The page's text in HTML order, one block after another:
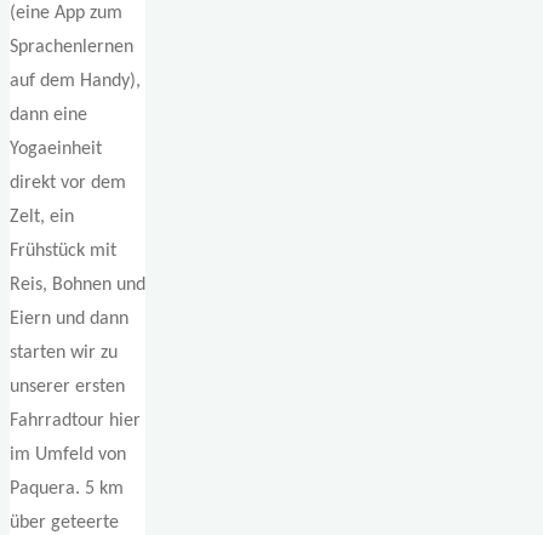
(eine App zum
Sprachenlernen
auf dem Handy),
dann eine
Yogaeinheit
direkt vor dem
Zelt, ein
Frühstück mit
Reis, Bohnen und
Eiern und dann
starten wir zu
unserer ersten
Fahrradtour hier
im Umfeld von
Paquera. 5 km
über geteerte